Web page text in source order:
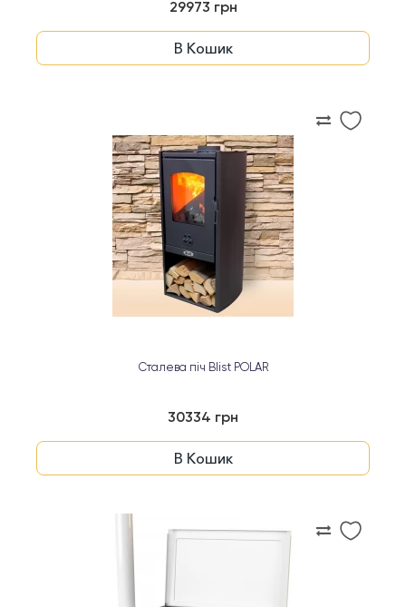
29973 грн
В Кошик
Сталева піч Blist POLAR
30334 грн
В Кошик